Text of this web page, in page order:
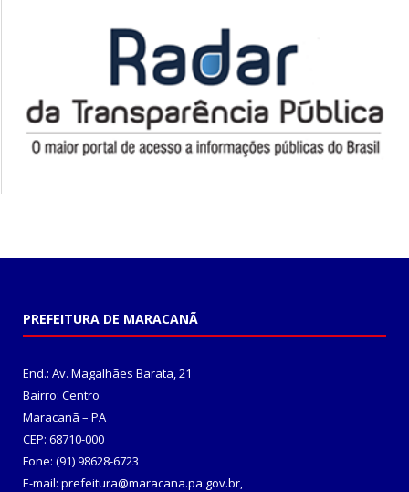
PREFEITURA DE MARACANÃ
End.: Av. Magalhães Barata, 21
Bairro: Centro
Maracanã – PA
CEP: 68710-000
Fone: (91) 98628-6723
E-mail: prefeitura@maracana.pa.gov.br,